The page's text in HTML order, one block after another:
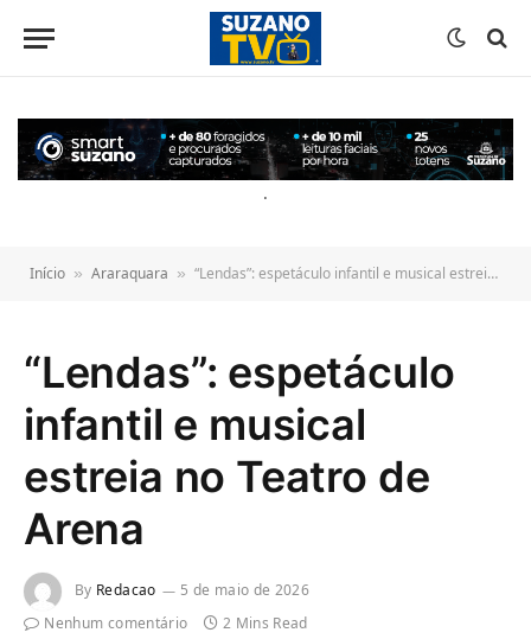
conteúdo
.
Início » Araraquara » “Lendas”: espetáculo infantil e musical estreia no Teatro de Arena
“Lendas”: espetáculo
infantil e musical
estreia no Teatro de
Arena
By Redacao
5 de maio de 2026
Nenhum comentário
2 Mins Read